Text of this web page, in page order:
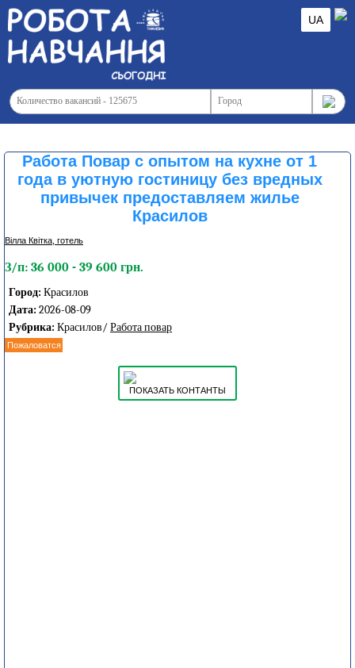
UA
Работа Повар с опытом на кухне от 1
года в уютную гостиницу без вредных
привычек предоставляем жилье
Красилов
Вілла Квітка, готель
З/п: 36 000 - 39 600 грн.
Город: Красилов
Дата: 2026-08-09
Рубрика: Красилов/ Работа повар
Пожаловатся
ПОКАЗАТЬ КОНТАНТЫ